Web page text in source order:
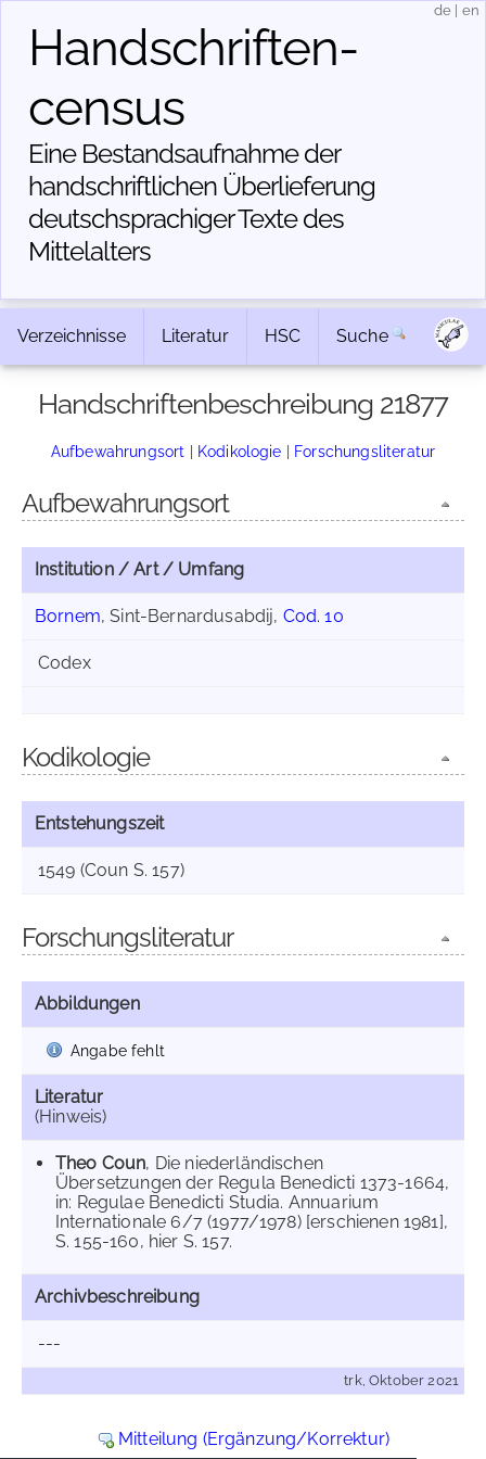
Handschriften­
census
Eine Bestandsaufnahme der
handschriftlichen Über­lieferung
deutschsprachiger Texte des
Mittelalters
de en
Verzeichnisse Literatur HSC Suche
Handschriftenbeschreibung 21877
Aufbewahrungsort | Kodikologie | Forschungsliteratur
Aufbewahrungsort
Institution / Art / Umfang
Bornem, Sint-Bernardusabdij, Cod. 10
Codex
Kodikologie
Entstehungszeit
1549 (Coun S. 157)
Forschungsliteratur
Abbildungen
Angabe fehlt
Literatur
(Hinweis)
Theo Coun, Die niederländischen
Übersetzungen der Regula Benedicti 1373-1664,
in: Regulae Benedicti Studia. Annuarium
Internationale 6/7 (1977/1978) [erschienen 1981],
S. 155-160, hier S. 157.
Archivbeschreibung
---
trk, Oktober 2021
Mitteilung (Ergänzung/Korrektur)